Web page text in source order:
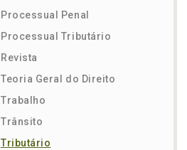
Processual Penal
Processual Tributário
Revista
Teoria Geral do Direito
Trabalho
Trânsito
Tributário